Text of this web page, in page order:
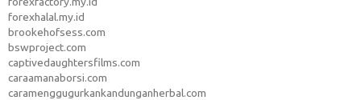
forexhalal.my.id
brookehofsess.com
bswproject.com
captivedaughtersfilms.com
caraamanaborsi.com
caramenggugurkankandunganherbal.com